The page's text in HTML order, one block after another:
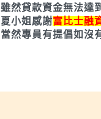
雖然貸款資金無法達
夏小姐感謝富比士融
當然專員有提倡如沒